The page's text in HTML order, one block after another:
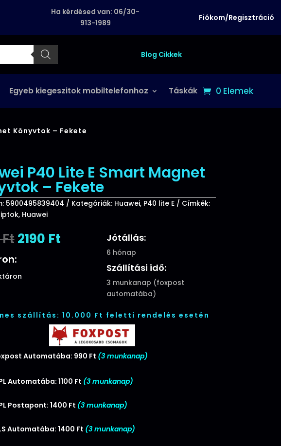
Ha kérdésed van: 06/30-
913-1989
Fiókom/Regisztráció
Blog Cikkek
Egyeb kiegeszitok mobiltelefonhoz Táskák 0 Elemek
Könyvtok – Fekete
P40 Lite E Smart Magnet
– Fekete
5900495839404 Kategóriák: Huawei, P40 lite E
Címkék:
, Huawei
Ft Original
price
2990 Ft.
2190 FtCurrent
price
Jótállás:
6 hónap
Szállítási idő:
3 munkanap (foxpost
automatába)
szállítás: 10.000 Ft feletti rendelés esetén
Automatába: 990 Ft (3 munkanap)
Automatába: 1100 Ft (3 munkanap)
Postapont: 1400 Ft (3 munkanap)
Automatába: 1400 Ft (3 munkanap)